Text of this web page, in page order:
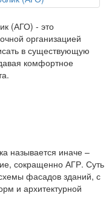
(АГО) - это
организацией
в существующую
комфортное
называется иначе –
сокращенно АГР. Суть
фасадов зданий, с
и архитектурной